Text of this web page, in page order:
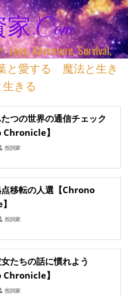
.com
Adventure, Survival,
葉と愛する 魔法と生き
きる
つの世界の通信チェック
Chronicle】
投詞家
移転の人選【Chrono
投詞家
たちの話に慣れよう
Chronicle】
投詞家